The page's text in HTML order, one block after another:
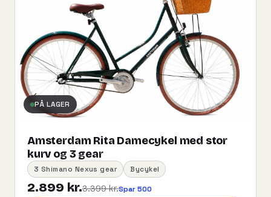
PÅ LAGER
Amsterdam Rita Damecykel med stor
kurv og 3 gear
3 Shimano Nexus gear Bycykel
2.899 kr.3.399 kr.Spar 500